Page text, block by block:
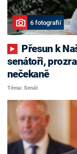
6 fotografií
senátoři,
nečekaně
Téma: Senát